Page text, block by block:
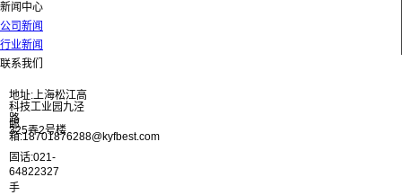
新闻中心
公司新闻
行业新闻
联系我们
地址:上海松江高
科技工业园九泾
路
325弄2号楼
邮
箱:18701876288@kyfbest.com
固话:021-
64822327
手